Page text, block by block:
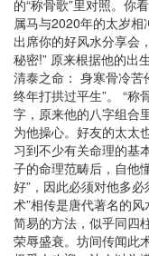
的“称骨歌”里对照。你
属马与2020年的太岁
出席你的好风水分享会
秘密!” 原来根据他的出
清泰之命： 身寒骨冷苦
终年打拱过平生”。 “称
字，原来他的八字组合
为他操心。好友的太太
习到不少有关命理的基
子的命理范畴后，自他
好”，因此必须对他多必
术”相传是唐代著名的
简易的方法，似乎同四
荣辱盛衰。坊间传闻此